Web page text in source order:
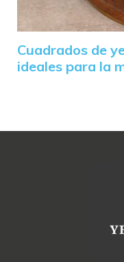
Cuadrados de
ideales para la